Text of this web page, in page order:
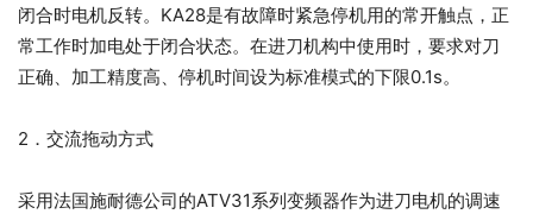
闭合时电机反转。KA28是有故障时紧急停机用的常开触点，正
常工作时加电处于闭合状态。在进刀机构中使用时，要求对刀
正确、加工精度高、停机时间设为标准模式的下限0.1s。
2．交流拖动方式
采用法国施耐德公司的ATV31系列变频器作为进刀电机的调速